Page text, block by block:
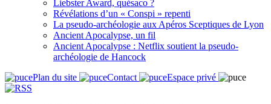
Liebster Award, quésaco ?
Révélations d’un « Conspi » repenti
La pseudo-archéologie aux Apéros Sceptiques de Lyon
Ancient Apocalypse, un fil
Ancient Apocalypse : Netflix soutient la pseudo-
archéologie de Hancock
Plan du site
Contact Espace privé